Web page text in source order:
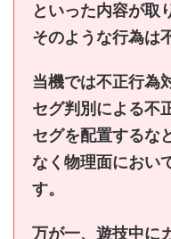
といった内容が取
そのような行為は
当機では不正行為
セグ判別による不
セグを配置するな
なく物理面におい
す。
万が一、遊技中に